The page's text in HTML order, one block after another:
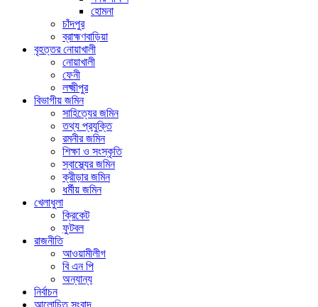
হোমনা
চাঁদপুর
ব্রাহ্মণবাড়িয়া
বৃহত্তর নোয়াখালী
নোয়াখালী
ফেনী
লক্ষ্মীপুর
বিভাগীয় জমিন
সাহিত্যের জমিন
তথ্য প্রযুক্তি
রমনীর জমিন
শিক্ষা ও সংস্কৃতি
স্বাস্থ্যের জমিন
ক্রীড়ার জমিন
ধর্মীয় জমিন
খেলাধুলা
ক্রিকেট
ফুটবল
রাজনীতি
আওয়ামীলীগ
বি এন পি
অন্যান্য
নির্বাচন